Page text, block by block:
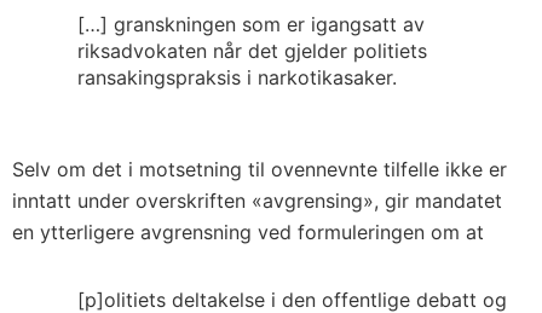
[…] granskningen som er igangsatt av
riksadvokaten når det gjelder politiets
ransakingspraksis i narkotikasaker.
Selv om det i motsetning til ovennevnte tilfelle ikke er
inntatt under overskriften «avgrensing», gir mandatet
en ytterligere avgrensning ved formuleringen om at
[p]olitiets deltakelse i den offentlige debatt og